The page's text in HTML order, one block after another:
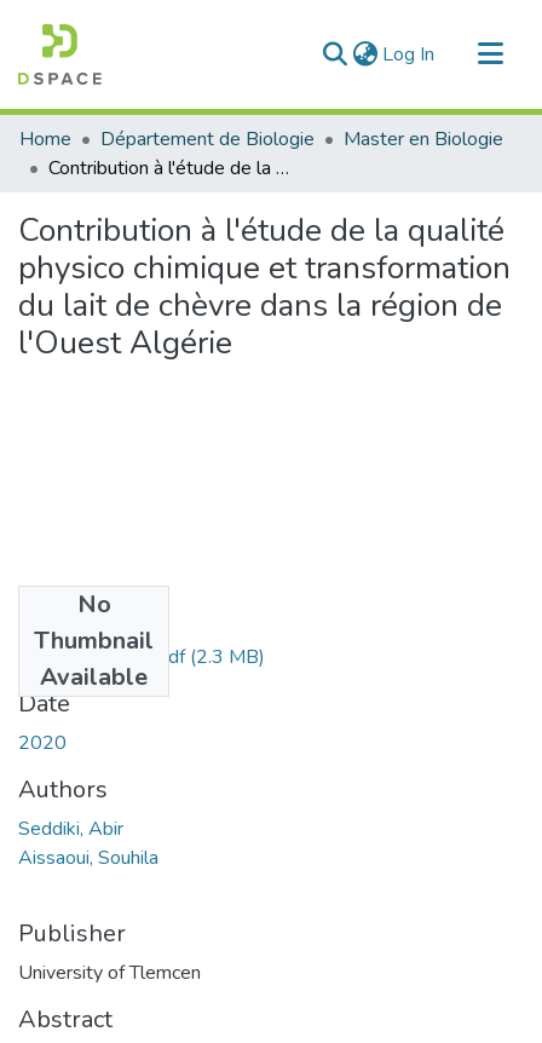
Log In (current)
Communities & Collections
All of DSpace
Home Département de Biologie
Master en Biologie
Contribution à l'étude de la qualité physico chimique et transformation du lait de chèvre dans la région de l'Ouest Algérie
Contribution à l'étude de la qualité
physico chimique et transformation
du lait de chèvre dans la région de
l'Ouest Algérie
No
Thumbnail
Available
aissaoui_seddiki.pdf(2.3 MB)
Date
2020
Authors
Seddiki, Abir
Aissaoui, Souhila
Publisher
University of Tlemcen
Abstract